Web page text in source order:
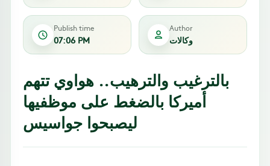
Publish time
07:06 PM
Author
وكالات
بالترغيب والترهيب.. هواوي تتهم
أميركا بالضغط على موظفيها
ليصبحوا جواسيس